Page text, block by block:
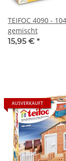
TEIFOC 4090 -
gemischt
15,95 € *
AUSVERKAUFT